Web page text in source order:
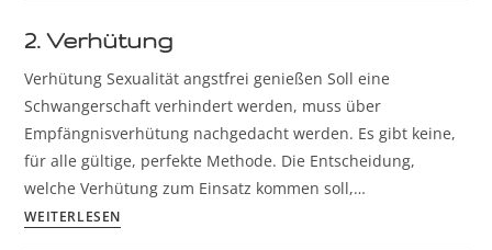
2. Verhütung
Verhütung Sexualität angstfrei genießen Soll eine
Schwangerschaft verhindert werden, muss über
Empfängnisverhütung nachgedacht werden. Es gibt keine,
für alle gültige, perfekte Methode. Die Entscheidung,
welche Verhütung zum Einsatz kommen soll,…
WEITERLESEN